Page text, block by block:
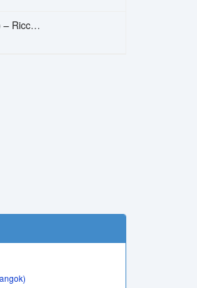
Sara Perche Ti Amo – Ricchi E Poveri